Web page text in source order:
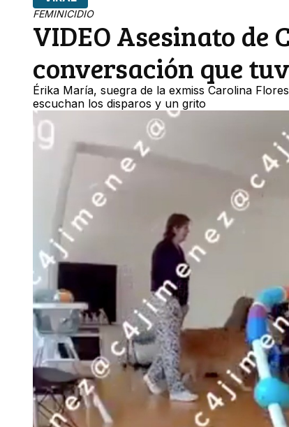
FEMINICIDIO
VIDEO Asesinato
conversación que
Érika María, suegra de la exmiss Carolina
escuchan los disparos y un grito